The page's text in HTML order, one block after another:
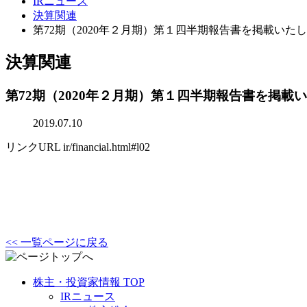
決算関連
第72期（2020年２月期）第１四半期報告書を掲載いたし
決算関連
第72期（2020年２月期）第１四半期報告書を掲載い
2019.07.10
リンクURL ir/financial.html#l02
<< 一覧ページに戻る
株主・投資家情報 TOP
IRニュース